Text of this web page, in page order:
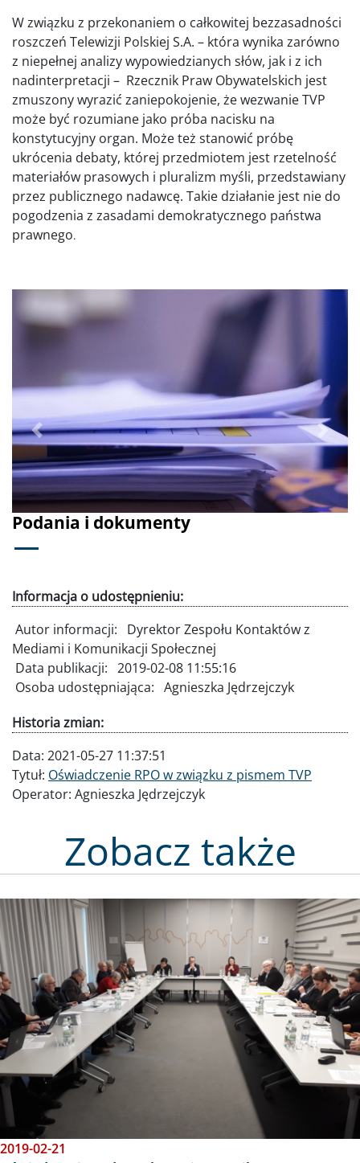
W związku z przekonaniem o całkowitej bezzasadności
roszczeń Telewizji Polskiej S.A. – która wynika zarówno
z niepełnej analizy wypowiedzianych słów, jak i z ich
nadinterpretacji – Rzecznik Praw Obywatelskich jest
zmuszony wyrazić zaniepokojenie, że wezwanie TVP
może być rozumiane jako próba nacisku na
konstytucyjny organ. Może też stanowić próbę
ukrócenia debaty, której przedmiotem jest rzetelność
materiałów prasowych i pluralizm myśli, przedstawiany
przez publicznego nadawcę. Takie działanie jest nie do
pogodzenia z zasadami demokratycznego państwa
prawnego.
Podania i dokumenty
Poprzednie Dalej
Informacja o udostępnieniu:
Autor informacji:
Dyrektor Zespołu Kontaktów z
Mediami i Komunikacji Społecznej
Data publikacji: 2019-02-08 11:55:16
Osoba udostępniająca: Agnieszka Jędrzejczyk
Historia zmian:
Data: 2021-05-27 11:37:51
Tytuł: Oświadczenie RPO w związku z pismem TVP
Operator: Agnieszka Jędrzejczyk
Zobacz także
Obraz
2019-02-21